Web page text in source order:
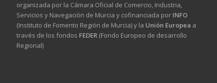
organizada por la Cámara Oficial de Comercio, Industria,
Servicios y Navegación de Murcia y cofinanciada por INFO
(Instituto de Fomento Región de Murcia) y la Unión Europea a
través de los fondos FEDER(Fondo Europeo de desarrollo
Regional)